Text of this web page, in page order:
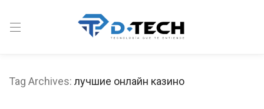
Tag Archives: лучшие онлайн казино